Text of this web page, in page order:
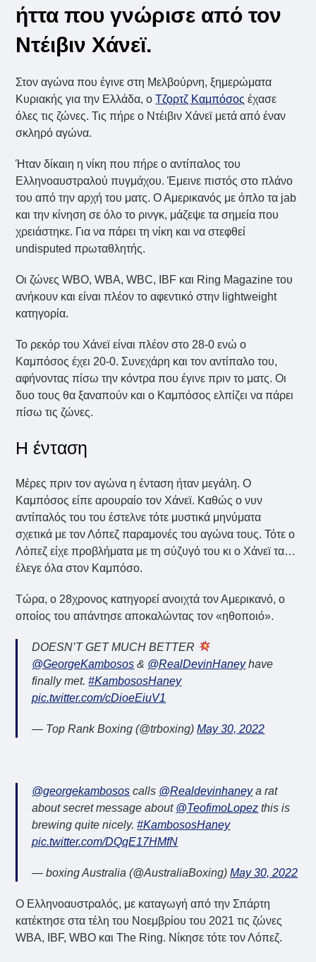
ήττα που γνώρισε από τον
Ντέιβιν Χάνεϊ.
Στον αγώνα που έγινε στη Μελβούρνη, ξημερώματα
Κυριακής για την Ελλάδα, οΤζορτζ Καμπόσος έχασε
όλες τις ζώνες. Τις πήρε ο Ντέιβιν Χάνεϊ μετά από έναν
σκληρό αγώνα.
Ήταν δίκαιη η νίκη που πήρε ο αντίπαλος του
Ελληνοαυστραλού πυγμάχου. Έμεινε πιστός στο πλάνο
του από την αρχή του ματς. Ο Αμερικανός με όπλο τα jab
και την κίνηση σε όλο το ρινγκ, μάζεψε τα σημεία που
χρειάστηκε. Για να πάρει τη νίκη και να στεφθεί
undisputed πρωταθλητής.
Οι ζώνες WBO, WBA, WBC, IBF και Ring Magazine του
ανήκουν και είναι πλέον το αφεντικό στην lightweight
κατηγορία.
Το ρεκόρ του Χάνεϊ είναι πλέον στο 28-0 ενώ ο
Καμπόσος έχει 20-0. Συνεχάρη και τον αντίπαλο του,
αφήνοντας πίσω την κόντρα που έγινε πριν το ματς. Οι
δυο τους θα ξαναπούν και ο Καμπόσος ελπίζει να πάρει
πίσω τις ζώνες.
Η ένταση
Μέρες πριν τον αγώνα η ένταση ήταν μεγάλη. Ο
Καμπόσος είπε αρουραίο τον Χάνεϊ. Καθώς ο νυν
αντίπαλός του του έστελνε τότε μυστικά μηνύματα
σχετικά με τον Λόπεζ παραμονές του αγώνα τους. Τότε ο
Λόπεζ είχε προβλήματα με τη σύζυγό του κι ο Χάνεϊ τα…
έλεγε όλα στον Καμπόσο.
Τώρα, ο 28χρονος κατηγορεί ανοιχτά τον Αμερικανό, ο
οποίος του απάντησε αποκαλώντας τον «ηθοποιό».
DOESN’T GET MUCH BETTER
@GeorgeKambosos & @RealDevinHaneyhave
finally met.#KambososHaney
pic.twitter.com/cDioeEiuV1
— Top Rank Boxing (@trboxing)May 30, 2022
@georgekambosos calls @Realdevinhaneya rat
about secret message about @TeofimoLopez this is
brewing quite nicely.#KambososHaney
pic.twitter.com/DQqE17HMfN
— boxing Australia (@AustraliaBoxing)May 30, 2022
Ο Ελληνοαυστραλός, με καταγωγή από την Σπάρτη
κατέκτησε στα τέλη του Νοεμβρίου του 2021 τις ζώνες
WBA, IBF, WBO και The Ring. Νίκησε τότε τον Λόπεζ.